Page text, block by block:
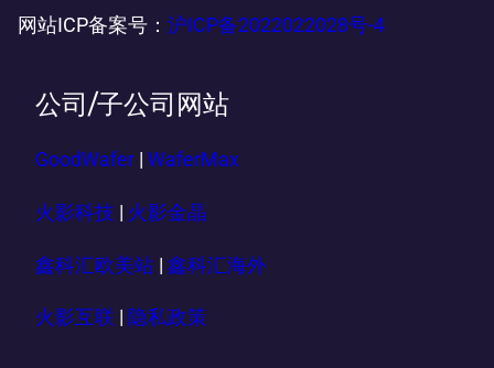
网站ICP备案号： 沪ICP备2022022028号-4
公司/子公司网站
GoodWafer WaferMax
火影科技 火影金晶
鑫科汇欧美站 | 鑫科汇海外
火影互联 隐私政策